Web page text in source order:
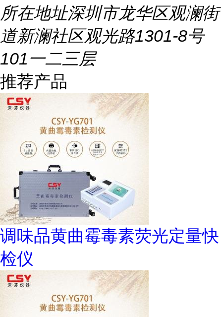
所在地址深圳市龙华区观澜街
道新澜社区观光路1301-8号
101一二三层
推荐产品
调味品黄曲霉毒素荧光定量快
检仪